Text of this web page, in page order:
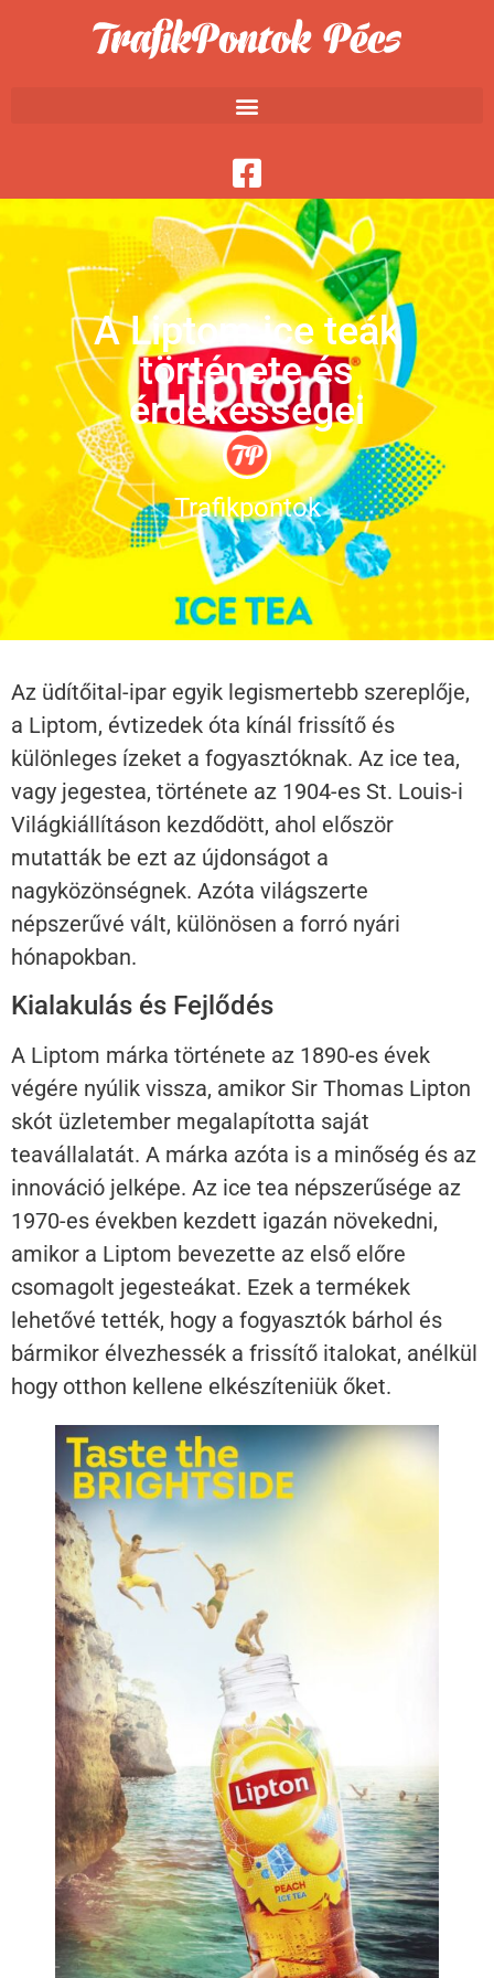
A Liptom ice teák
története és
érdekességei
Trafikpontok
Az üdítőital-ipar egyik legismertebb szereplője,
a Liptom, évtizedek óta kínál frissítő és
különleges ízeket a fogyasztóknak. Az ice tea,
vagy jegestea, története az 1904-es St. Louis-i
Világkiállításon kezdődött, ahol először
mutatták be ezt az újdonságot a
nagyközönségnek. Azóta világszerte
népszerűvé vált, különösen a forró nyári
hónapokban.
Kialakulás és Fejlődés
A Liptom márka története az 1890-es évek
végére nyúlik vissza, amikor Sir Thomas Lipton
skót üzletember megalapította saját
teavállalatát. A márka azóta is a minőség és az
innováció jelképe. Az ice tea népszerűsége az
1970-es években kezdett igazán növekedni,
amikor a Liptom bevezette az első előre
csomagolt jegesteákat. Ezek a termékek
lehetővé tették, hogy a fogyasztók bárhol és
bármikor élvezhessék a frissítő italokat, anélkül
hogy otthon kellene elkészíteniük őket.